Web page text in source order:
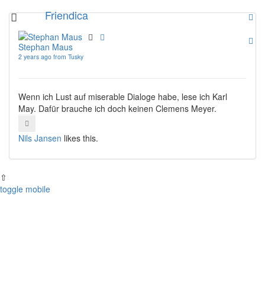
content
Toggle
navigation
Friendica
Stephan Maus
2 years ago from Tusky
Wenn ich Lust auf miserable Dialoge habe, lese ich Karl
May. Dafür brauche ich doch keinen Clemens Meyer.
Nils Jansen likes this.
⇧
toggle mobile